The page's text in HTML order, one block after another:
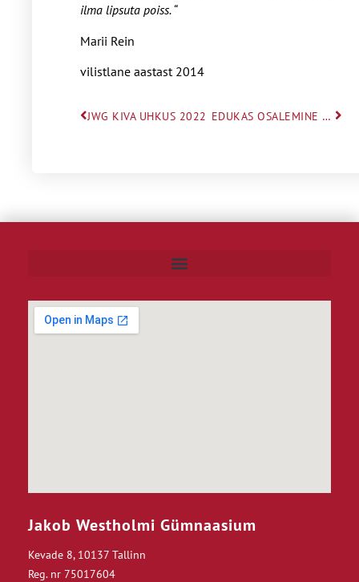
ilma lipsuta poiss. “
Marii Rein
vilistlane aastast 2014
JWG KIVA UHKUS 2022 EDUKAS OSALEMINE LASKEVÕISTLUSTEL
Jakob Westholmi Gümnaasium
Kevade 8, 10137 Tallinn
Reg. nr 75017604